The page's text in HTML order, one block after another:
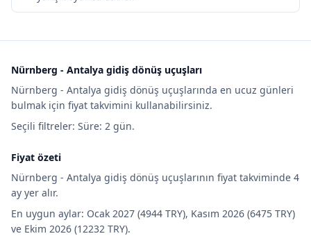
Nürnberg - Antalya gidiş dönüş uçuşları
Nürnberg - Antalya gidiş dönüş uçuşlarında en ucuz günleri
bulmak için fiyat takvimini kullanabilirsiniz.
Seçili filtreler: Süre: 2 gün.
Fiyat özeti
Nürnberg - Antalya gidiş dönüş uçuşlarının fiyat takviminde 4
ay yer alır.
En uygun aylar: Ocak 2027 (4944 TRY), Kasım 2026 (6475 TRY)
ve Ekim 2026 (12232 TRY).